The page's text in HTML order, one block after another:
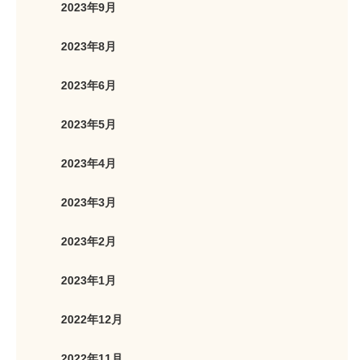
2023年9月
2023年8月
2023年6月
2023年5月
2023年4月
2023年3月
2023年2月
2023年1月
2022年12月